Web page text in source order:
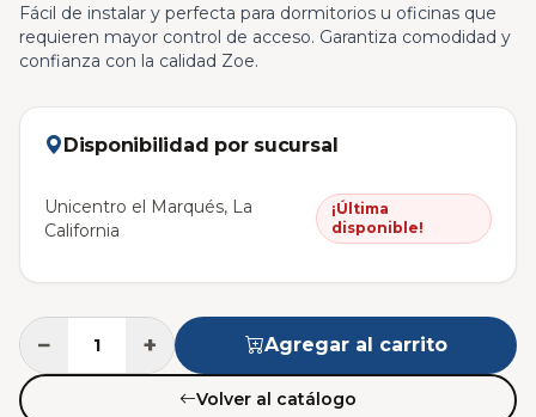
Fácil de instalar y perfecta para dormitorios u oficinas que
requieren mayor control de acceso. Garantiza comodidad y
confianza con la calidad Zoe.
Disponibilidad por sucursal
Unicentro el Marqués, La
California
¡Última
disponible!
− + Agregar al carrito
Volver al catálogo